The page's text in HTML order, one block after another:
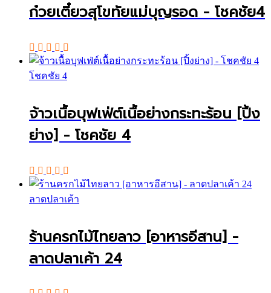
ก๋วยเตี๋ยวสุโขทัยแม่บุญรอด - โชคชัย4
โชคชัย 4
จ้าวเนื้อบุฟเฟ่ต์เนื้อย่างกระทะร้อน [ปิ้ง
ย่าง] - โชคชัย 4
ลาดปลาเค้า
ร้านครกไม้ไทยลาว [อาหารอีสาน] -
ลาดปลาเค้า 24